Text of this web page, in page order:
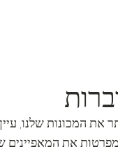
את המכונות שלנו,
את המאפיינים